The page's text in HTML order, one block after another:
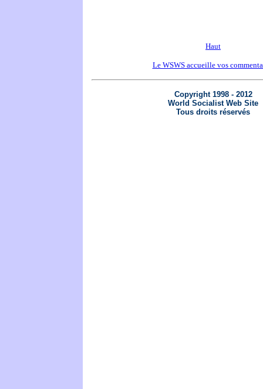
Haut
Le WSWS accueille vos
Copyright 1998 - 2012
World Socialist Web Site
Tous droits réservés